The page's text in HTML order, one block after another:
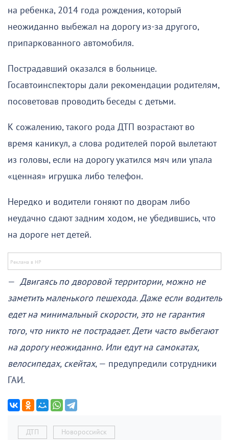
на ребенка, 2014 года рождения, который
неожиданно выбежал на дорогу из-за другого,
припаркованного автомобиля.
Пострадавший оказался в больнице.
Госавтоинспекторы дали рекомендации родителям,
посоветовав проводить беседы с детьми.
К сожалению, такого рода ДТП возрастают во
время каникул, а слова родителей порой вылетают
из головы, если на дорогу укатился мяч или упала
«ценная» игрушка либо телефон.
Нередко и водители гоняют по дворам либо
неудачно сдают задним ходом, не убедившись, что
на дороге нет детей.
— Двигаясь по дворовой территории, можно не
заметить маленького пешехода. Даже если водитель
едет на минимальный скорости, это не гарантия
того, что никто не пострадает. Дети часто выбегают
на дорогу неожиданно. Или едут на самокатах,
велосипедах, скейтах, — предупредили сотрудники
ГАИ.
ДТП Новороссийск